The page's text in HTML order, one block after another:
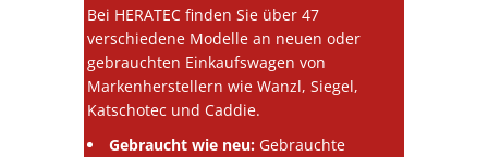
Bei HERATEC finden Sie über 47
verschiedene Modelle an neuen oder
gebrauchten Einkaufswagen von
Markenherstellern wie Wanzl, Siegel,
Katschotec und Caddie.
Gebraucht wie neu: Gebrauchte